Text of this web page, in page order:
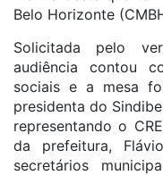
Belo Horizonte
Solicitada pelo
audiência contou
sociais e a mesa
presidenta do
representando o
da prefeitura,
secretários